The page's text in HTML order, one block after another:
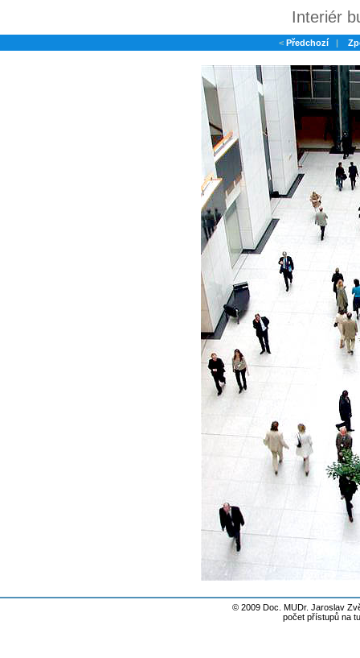
Interiér
< Předchozí |
© 2009 Doc. MUDr. Jaroslav
počet přístupů na